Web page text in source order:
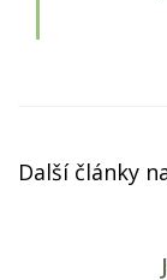
Další články